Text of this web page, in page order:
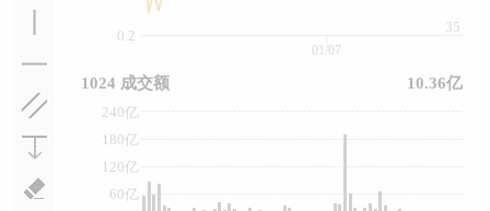
0.2
35
60亿
120亿
180亿
240亿
01/07
1024 成交额 10.36亿